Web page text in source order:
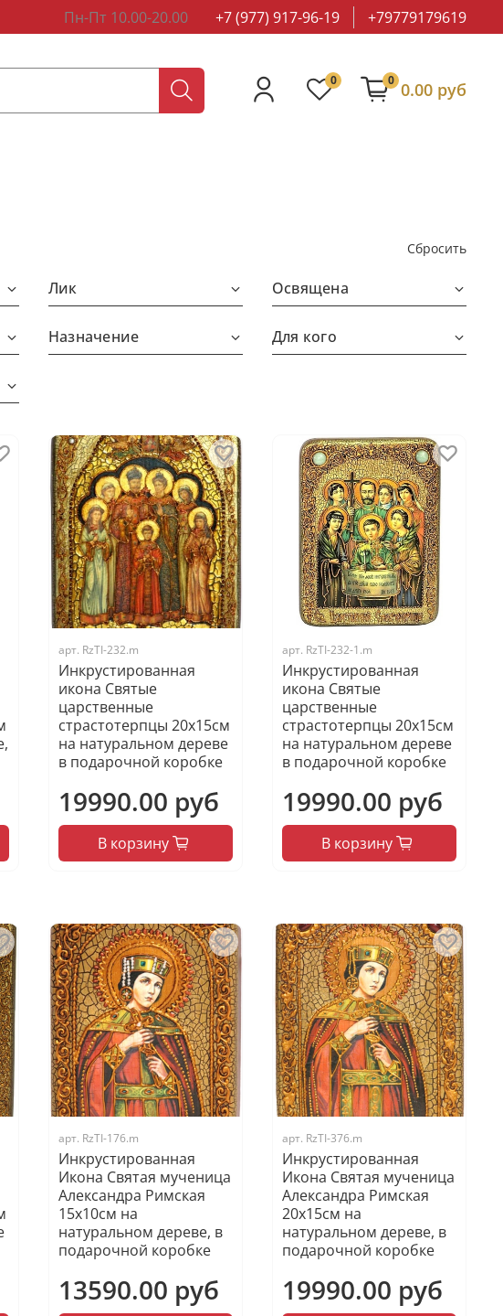
Пн-Пт 10.00-20.00 +7 (977) 917-96-19 +79779179619
0 0 0.00 руб
Сбросить
Лик Освящена
Назначение Для кого
арт. RzTI-232.m
Инкрустированная
икона Святые
царственные
страстотерпцы 20х15см
на натуральном дереве
в подарочной коробке
19990.00 руб
В корзину
арт. RzTI-232-1.m
Инкрустированная
икона Святые
царственные
страстотерпцы 20х15см
на натуральном дереве
в подарочной коробке
19990.00 руб
В корзину
арт. RzTI-176.m
Инкрустированная
Икона Святая мученица
Александра Римская
15х10см на
натуральном дереве, в
подарочной коробке
13590.00 руб
арт. RzTI-376.m
Инкрустированная
Икона Святая мученица
Александра Римская
20х15см на
натуральном дереве, в
подарочной коробке
19990.00 руб